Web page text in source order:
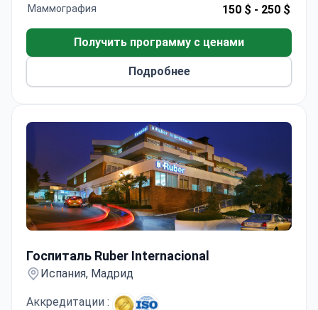
Стамбульском университете Джеррахпаша и
радиационной онкологии. Больница Florence
Nightingale в Стамбуле имеет аккредитации JCI
Маммография 150 $ - 250 $
Получить программу с ценами
Подробнее
Госпиталь Ruber Internacional
Испания, Мадрид
Аккредитации :